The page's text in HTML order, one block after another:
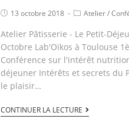
13 octobre 2018 Atelier /
Atelier Pâtisserie - Le Petit-
Octobre Lab'Oïkos à Toulouse
Conférence sur l'intérêt
déjeuner Intérêts et secrets du
le plaisir…
CONTINUER LA LECTURE